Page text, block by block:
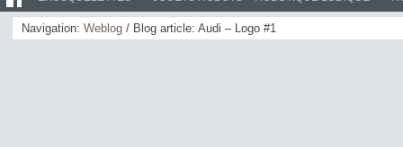
>> ROBOTS
Navigation: Weblog / Blog article: Audi – Logo #1